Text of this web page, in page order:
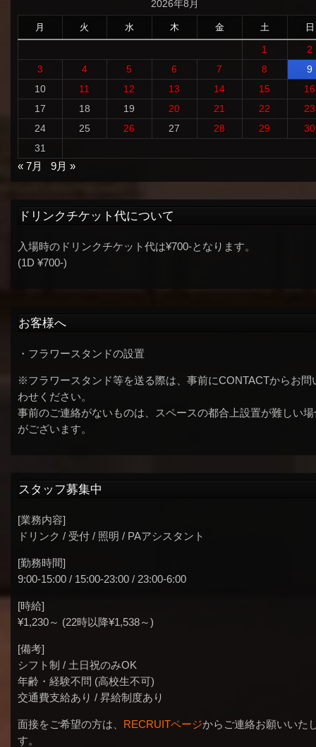
2026年8月
月 火 水 木 金 土 日
1
2
3
4 5 6 7 8
9
10
11 12 13 14 15
16
17
18 19 20 21 22
23
24
25 26 27 28 29
30
31
« 7月
9月 »
ドリンクチケット代について
入場時のドリンクチケット代は¥700-となります。
(1D ¥700-)
お客様へ
・フラワースタンドの設置
※フラワースタンド等を送る際は、事前にCONTACTからお問
わせください。
事前のご連絡がないものは、スペースの都合上設置が難しい場
がございます。
スタッフ募集中
[業務内容]
ドリンク / 受付 / 照明 / PAアシスタント
[勤務時間]
9:00-15:00 / 15:00-23:00 / 23:00-6:00
[時給]
¥1,230～ (22時以降¥1,538～)
[備考]
シフト制 / 土日祝のみOK
年齢・経験不問 (高校生不可)
交通費支給あり / 昇給制度あり
面接をご希望の方は、 RECRUITページからご連絡お願いいた
す。